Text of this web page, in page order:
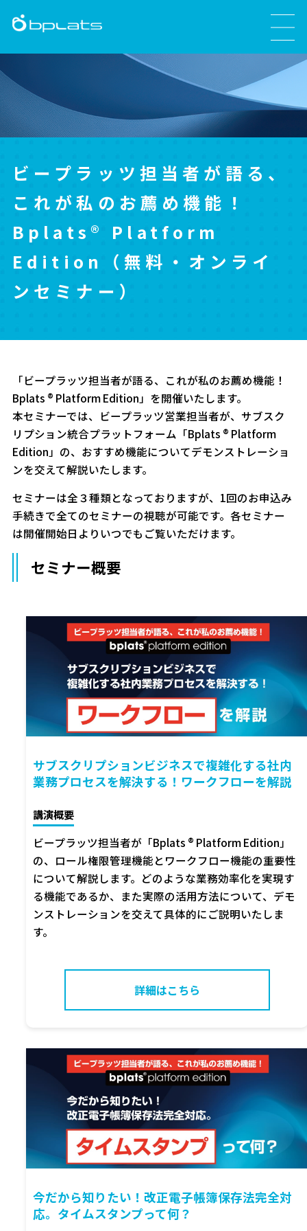
ビープラッツ担当者が語る、
これが私のお薦め機能！
Bplats® Platform
Edition（無料・オンライ
ンセミナー）
「ビープラッツ担当者が語る、これが私のお薦め機能！
Bplats ® Platform Edition」を開催いたします。
本セミナーでは、ビープラッツ営業担当者が、サブスク
リプション統合プラットフォーム「Bplats ® Platform
Edition」の、おすすめ機能についてデモンストレーショ
ンを交えて解説いたします。
セミナーは全３種類となっておりますが、1回のお申込み
手続きで全てのセミナーの視聴が可能です。各セミナー
は開催開始日よりいつでもご覧いただけます。
セミナー概要
サブスクリプションビジネスで複雑化する社内
業務プロセスを解決する！ワークフローを解説
講演概要
ビープラッツ担当者が「Bplats ® Platform Edition」
の、ロール権限管理機能とワークフロー機能の重要性
について解説します。どのような業務効率化を実現す
る機能であるか、また実際の活用方法について、デモ
ンストレーションを交えて具体的にご説明いたしま
す。
詳細はこちら
今だから知りたい！改正電子帳簿保存法完全対
応。タイムスタンプって何？